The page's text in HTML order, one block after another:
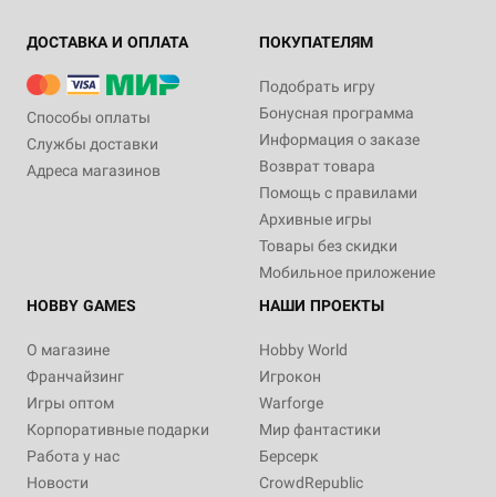
ДОСТАВКА И ОПЛАТА
Способы оплаты
Службы доставки
Адреса магазинов
ПОКУПАТЕЛЯМ
Подобрать игру
Бонусная программа
Информация о заказе
Возврат товара
Помощь с правилами
Архивные игры
Товары без скидки
Мобильное приложение
HOBBY GAMES
О магазине
Франчайзинг
Игры оптом
Корпоративные подарки
Работа у нас
Новости
НАШИ ПРОЕКТЫ
Hobby World
Игрокон
Warforge
Мир фантастики
Берсерк
CrowdRepublic